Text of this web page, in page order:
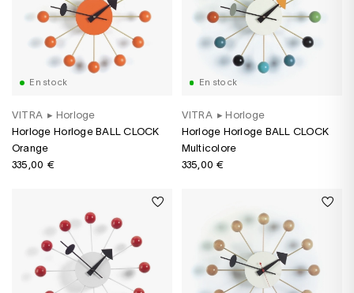
En stock
VITRA ▸ Horloge
Horloge Horloge BALL CLOCK
Orange
335,00 €
En stock
VITRA ▸ Horloge
Horloge Horloge BALL CLOCK
Multicolore
335,00 €